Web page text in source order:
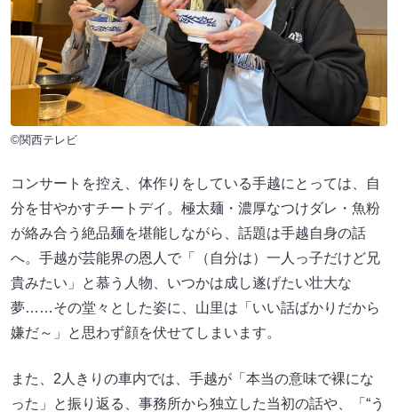
©関西テレビ
コンサートを控え、体作りをしている手越にとっては、自
分を甘やかすチートデイ。極太麺・濃厚なつけダレ・魚粉
が絡み合う絶品麺を堪能しながら、話題は手越自身の話
へ。手越が芸能界の恩人で「（自分は）一人っ子だけど兄
貴みたい」と慕う人物、いつかは成し遂げたい壮大な
夢……その堂々とした姿に、山里は「いい話ばかりだから
嫌だ～」と思わず顔を伏せてしまいます。
また、2人きりの車内では、手越が「本当の意味で裸にな
った」と振り返る、事務所から独立した当初の話や、「“う